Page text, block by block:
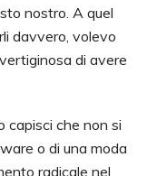
nostro. A quel
davvero, volevo
di avere
capisci che non si
o di una moda
radicale nel